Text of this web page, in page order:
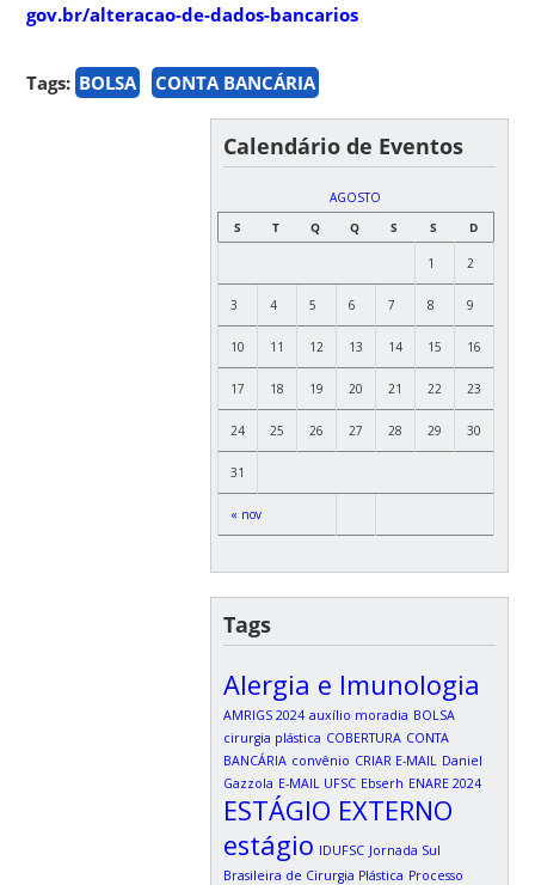
gov.br/alteracao-de-dados-bancarios
Tags: BOLSA CONTA BANCÁRIA
Calendário de Eventos
AGOSTO
S
T Q Q S S D
« nov
1 2
3 4 5 6 7 8 9
10 11 12 13 14 15 16
17 18 19 20 21 22 23
24 25 26 27 28 29 30
31
Tags
Alergia e Imunologia
AMRIGS 2024 auxílio moradia BOLSA
cirurgia plástica COBERTURA CONTA
BANCÁRIA convênio CRIAR E-MAIL
Daniel
Gazzola E-MAIL UFSC Ebserh ENARE 2024
ESTÁGIO EXTERNO
estágio IDUFSC Jornada Sul
Brasileira de Cirurgia Plástica Processo